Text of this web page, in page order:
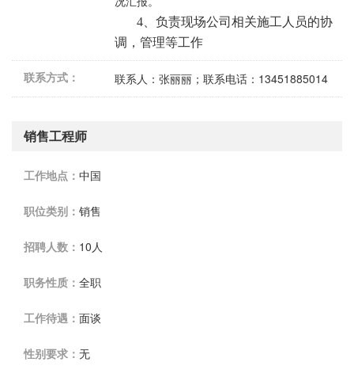
4、负责现场公司相关施工人员的协
调，管理等工作
联系方式： 联系人：张丽丽；联系电话：13451885014
销售工程师
工作地点： 中国
职位类别： 销售
招聘人数： 10人
职务性质： 全职
工作待遇： 面谈
性别要求： 无